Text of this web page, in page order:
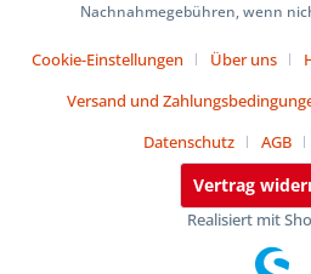
Nachnahmegebühren, wenn
Cookie-Einstellungen Über uns
Versand und
Datenschutz
AGB
Vertrag
Realisiert mit